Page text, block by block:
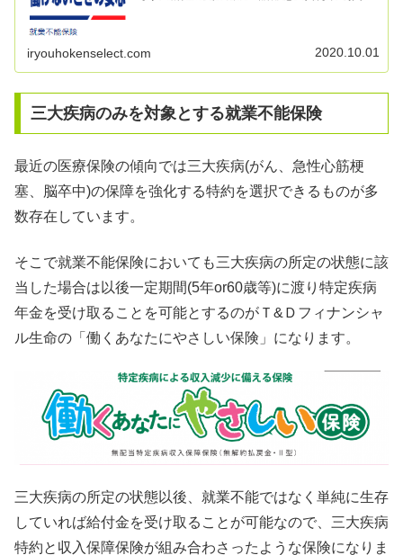
iryouhokenselect.com 2020.10.01
三大疾病のみを対象とする就業不能保険
最近の医療保険の傾向では三大疾病(がん、急性心筋梗
塞、脳卒中)の保障を強化する特約を選択できるものが多
数存在しています。
そこで就業不能保険においても三大疾病の所定の状態に該
当した場合は以後一定期間(5年or60歳等)に渡り特定疾病
年金を受け取ることを可能とするのがＴ&Ｄフィナンシャ
ル生命の「働くあなたにやさしい保険」になります。
三大疾病の所定の状態以後、就業不能ではなく単純に生存
していれば給付金を受け取ることが可能なので、三大疾病
特約と収入保障保険が組み合わさったような保険になりま